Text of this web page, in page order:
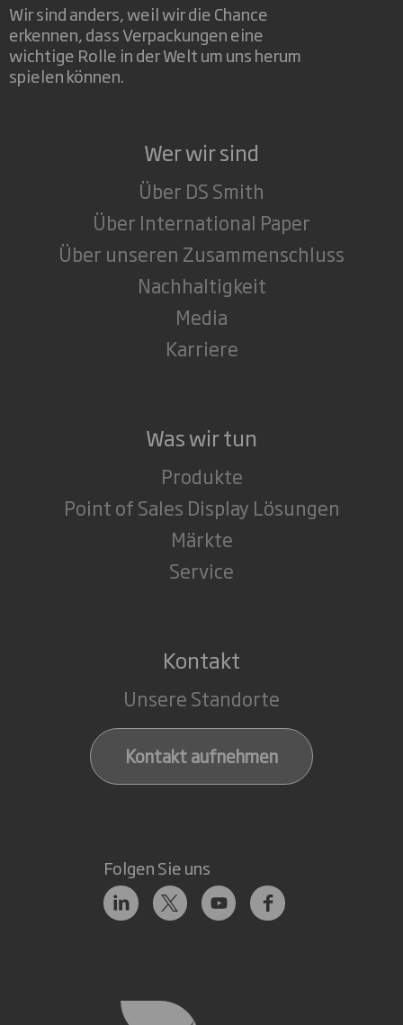
Wir sind anders, weil wir die Chance
erkennen, dass Verpackungen eine
wichtige Rolle in der Welt um uns herum
spielen können.
Wer wir sind
Über DS Smith
Über International Paper
Über unseren Zusammenschluss
Nachhaltigkeit
Media
Karriere
Was wir tun
Produkte
Point of Sales Display Lösungen
Märkte
Service
Kontakt
Unsere Standorte
Kontakt aufnehmen
Folgen Sie uns